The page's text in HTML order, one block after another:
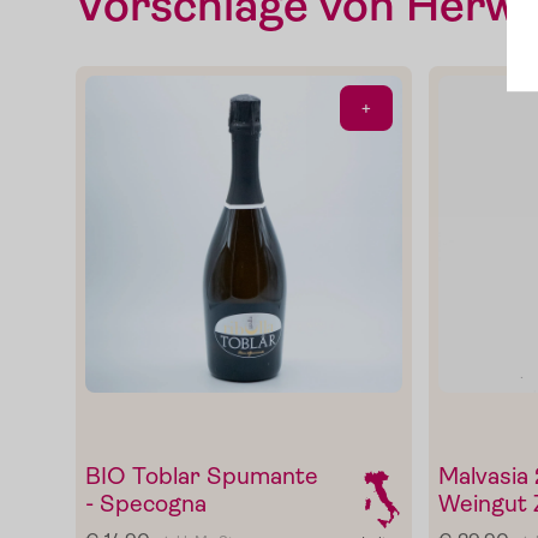
Kontakt
+
BIO Toblar Spumante
- Specogna
Weingut